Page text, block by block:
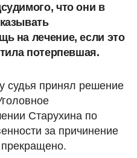
чтоони в
на лечение, если это
потерпевшая.
судья принял решение
Старухина по
за причинение